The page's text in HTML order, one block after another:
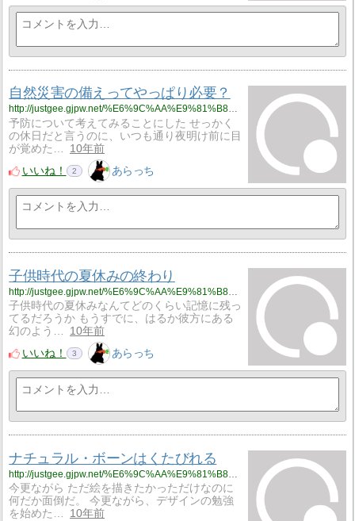
自然災害の備えってやっぱり必要？
http://justgee.gjpw.net/%E6%9C%AA%E9%81%B8%E6%8A%9E/%E8%87%AA%E7%84%B6%E7%81%BD%E5%AE%B3%E3%81%AE%E5%82%99%E3%81%88%E3%81%A3%E3%81%A6%E3%82%84%E3%81%A3%E3%81%B1%E3%82%8A%E5%BF%85%E8%A6%81%EF%BC%9F
予防について考えてみることにした せっかく
の休日だと言うのに、いつも通り夜明け前に目
が覚めた…
10年前
いいね！
2 あらっち
子供時代の夏休みの終わり
子供時代の夏休みなんてどのくらい記憶に残っ
てるだろうか もうすでに、はるか彼方にある
幻のよう…
10年前
いいね！
3 あらっち
ナチュラル・ボーンはくたびれる
http://justgee.gjpw.net/%E6%9C%AA%E9%81%B8%E6%8A%9E/%E3%83%8A%E3%83%81%E3%83%A5%E3%83%A9%E3%83%AB%E3%83%BB%E3%83%9C%E3%83%BC%E3%83%B3%E3%81%AF%E3%81%8F%E3%81%9F%E3%81%B3%E3%82%8C%E3%82%8B
今更ながら ただ絵を描きたかっただけなのに
何だか面倒だ。 今更ながら、デザインの勉強
を始めた…
10年前